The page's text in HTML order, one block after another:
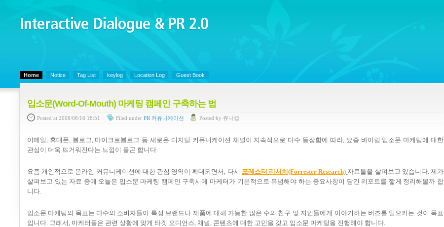
Interactive Dialogue &
PR 2.0
Home Notice Tag List keylog Location Log Guest Book
입소문(Word-Of-Mouth) 마케팅 캠페인 구축하는 법
Posted at 2008/08/16 18:51 Filed under PR 커뮤니케이션 Posted by 쥬니캡
이메일, 휴대폰, 블로그, 마이크로블로그 등 새로운 디지털 커뮤니케이션 채널이 지속적으로 다수 등장함에 따라, 요즘 바이럴 입소문 마케팅에 대한
관심이 더욱 뜨거워진다는 느낌이 들곤 합니다.
요즘 개인적으로 온라인 커뮤니케이션에 대한 관심 영역이 확대되면서, 다시 포레스터 리서치(Forrester Research) 자료들을 살펴보고 있습니다. 제가
살펴보고 있는 자료 중에 오늘은 입소문 마케팅 캠페인 구축시에 마케터가 기본적으로 유념해야 하는 중요사항이 담긴 리포트를 짧게 정리해볼까 합
니다.
입소문 마케팅의 목표는 다수의 소비자들이 특정 브랜드나 제품에 대해 가능한 많은 수의 친구 및 지인들에게 이야기하는 버즈를 일으키는 것이 목표
입니다. 그래서, 마케터들은 관련 상황에 맞게 타겟 오디언스, 채널, 콘텐츠에 대한 고민을 갖고 입소문 마케팅을 진행해야 합니다.